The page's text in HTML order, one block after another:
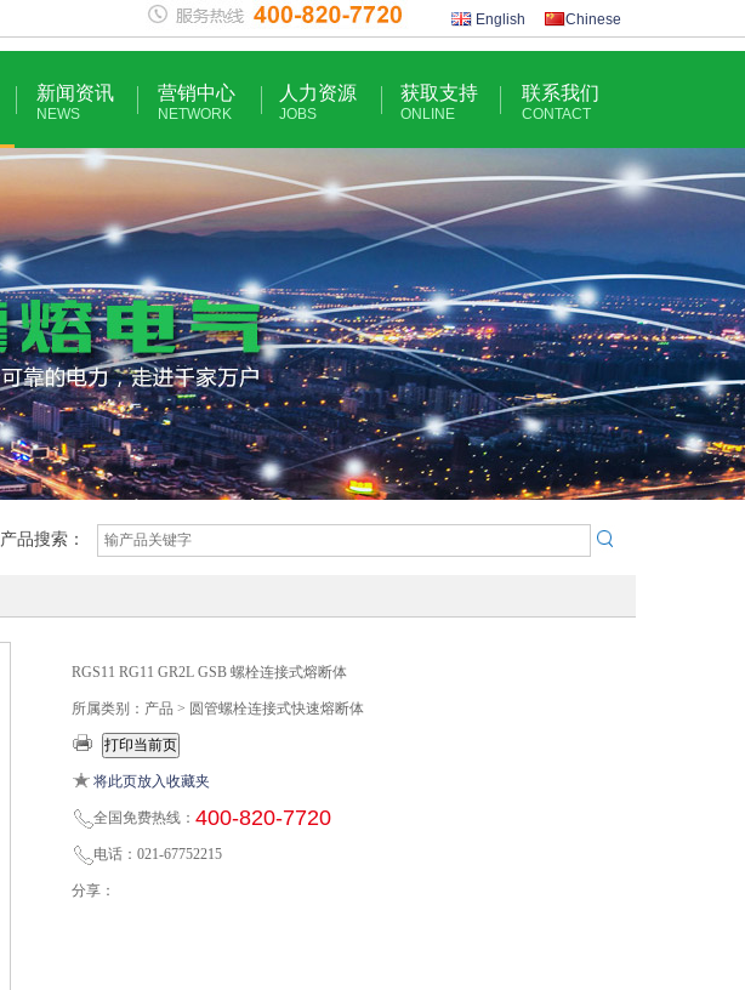
English Chinese
新闻资讯
NEWS
营销中心
NETWORK
人力资源
JOBS
获取支持
ONLINE
联系我们
CONTACT
产品搜索：
RGS11 RG11 GR2L GSB 螺栓连接式熔断体
所属类别：产品 > 圆管螺栓连接式快速熔断体
将此页放入收藏夹
全国免费热线： 400-820-7720
电话：021-67752215
分享：